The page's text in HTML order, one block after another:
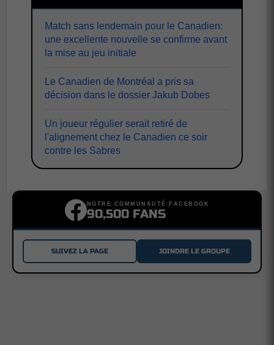
Match sans lendemain pour le Canadien:
une excellente nouvelle se confirme avant
la mise au jeu initiale
Le Canadien de Montréal a pris sa
décision dans le dossier Jakub Dobes
Un joueur régulier serait retiré de
l'alignement chez le Canadien ce soir
contre les Sabres
NOTRE COMMUNAUTÉ FACEBOOK
90,500 FANS
SUIVEZ LA PAGE JOINDRE LE GROUPE